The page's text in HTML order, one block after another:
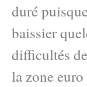
duré
baissier
difficultés
la zone